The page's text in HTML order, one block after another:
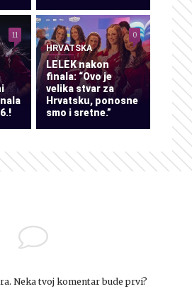
11
HRVATSKA
LELEK nakon
finala: “Ovo je
velika stvar za
Hrvatsku, ponosne
smo i sretne.”
0
Neka tvoj komentar bude prvi?